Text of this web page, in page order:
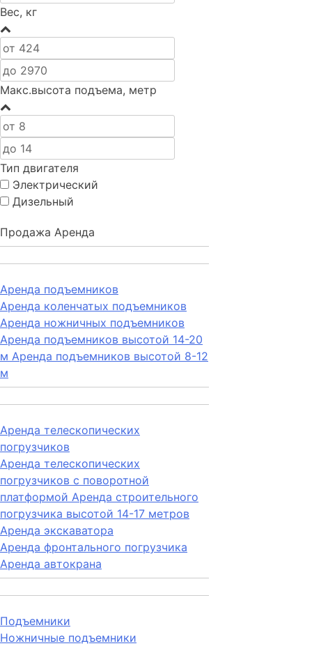
Вес, кг
Макс.высота подъема, метр
Тип двигателя
Электрический
Дизельный
Продажа Аренда
Аренда подъемников
Аренда коленчатых подъемников
Аренда ножничных подъемников
Аренда подъемников высотой 14-20
м Аренда подъемников высотой 8-12
м
Аренда телескопических
погрузчиков
Аренда телескопических
погрузчиков с поворотной
платформой Аренда строительного
погрузчика высотой 14-17 метров
Аренда экскаватора
Аренда фронтального погрузчика
Аренда автокрана
Подъемники
Ножничные подъемники